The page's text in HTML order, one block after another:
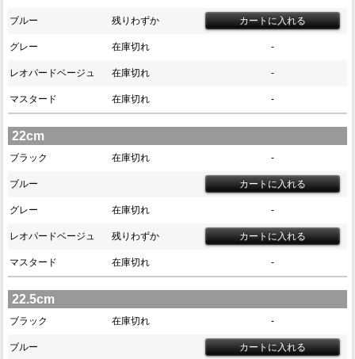
ブルー 残りわずか
グレー 在庫切れ -
レオパードベージュ 在庫切れ -
マスタード 在庫切れ -
22cm
ブラック 在庫切れ -
ブルー
グレー 在庫切れ -
レオパードベージュ 残りわずか
マスタード 在庫切れ -
22.5cm
ブラック 在庫切れ -
ブルー